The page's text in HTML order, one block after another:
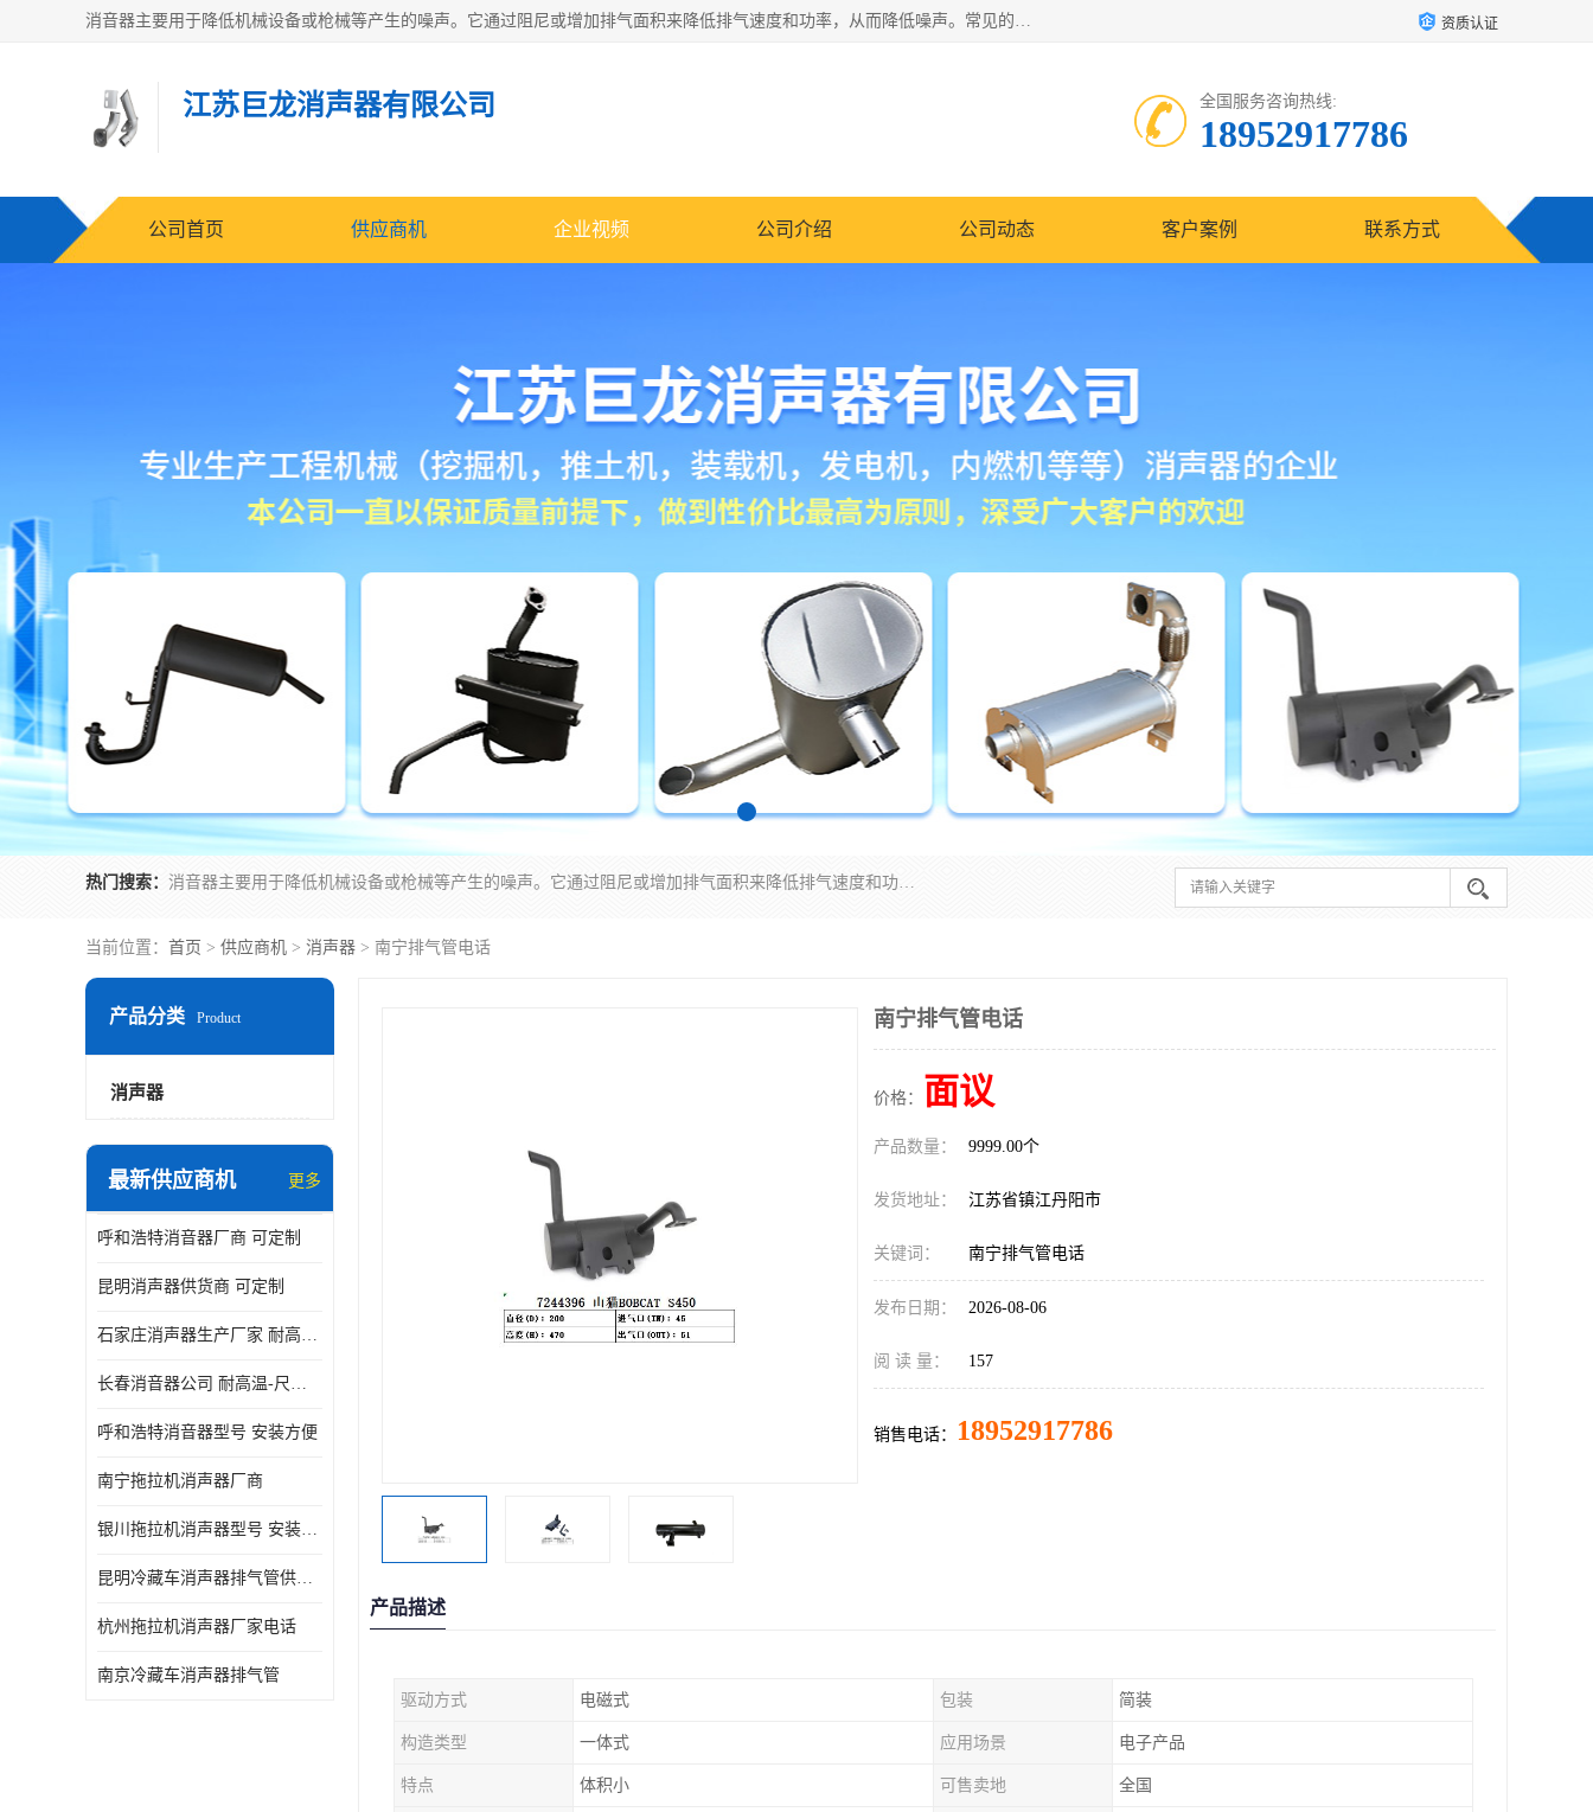
消音器主要用于降低机械设备或枪械等产生的噪声。它通过阻尼或增加排气面积来降低排气速度和功率，从而降低噪声。常见的消音器类型包括阻性消声器、抗性消声器、共振消声器以及阻抗复合式消声器等。这些消音器各有特点，适用于不同频率的噪声消除。 资质认证
江苏巨龙消声器有限公司 全国服务咨询热线:
18952917786
公司首页 供应商机 企业视频 公司介绍 公司动态 客户案例 联系方式
热门搜索： 消音器主要用于降低机械设备或枪械等产生的噪声。它通过阻尼或增加排气面积来降低排气速度和功率，从而降低噪声。常见的消音器类型包括阻性消声器、抗性消声器、共振消声器以及阻抗复合式消声器等。这些消音器各有特点，适用于不同频率的噪声消除。
当前位置： 首页 > 供应商机 > 消声器 > 南宁排气管电话
产品分类 Product
消声器
最新供应商机 更多
呼和浩特消音器厂商 可定制
昆明消声器供货商 可定制
石家庄消声器生产厂家 耐高温-尺寸可定制
长春消音器公司 耐高温-尺寸可定制
呼和浩特消音器型号 安装方便
南宁拖拉机消声器厂商
银川拖拉机消声器型号 安装方便
昆明冷藏车消声器排气管供货商 可定制
杭州拖拉机消声器厂家电话
南京冷藏车消声器排气管
南宁排气管电话
价格： 面议
产品数量： 9999.00个
发货地址： 江苏省镇江丹阳市
关键词： 南宁排气管电话
发布日期： 2026-08-06
阅 读 量： 157
销售电话： 18952917786
产品描述
驱动方式 电磁式 包装 简装
构造类型 一体式 应用场景 电子产品
特点 体积小 可售卖地 全国